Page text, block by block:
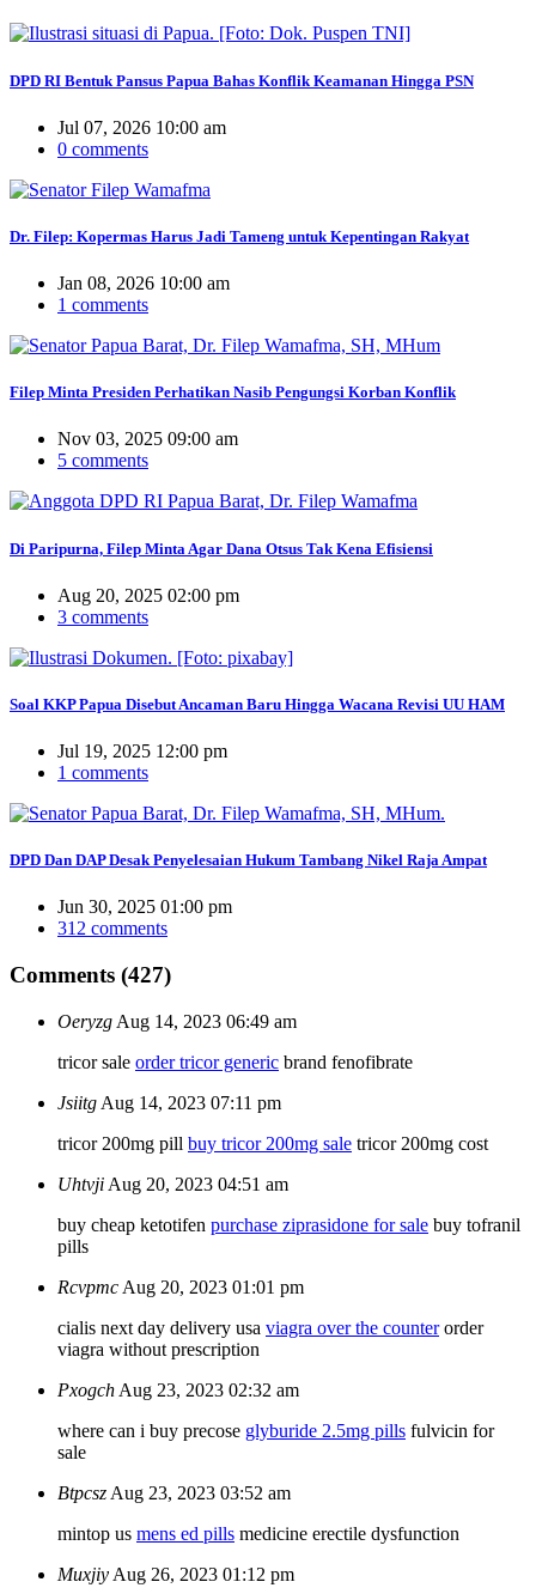
DPD RI Bentuk Pansus Papua Bahas Konflik Keamanan Hingga PSN
Jul 07, 2026 10:00 am
0 comments
Dr. Filep: Kopermas Harus Jadi Tameng untuk Kepentingan Rakyat
Jan 08, 2026 10:00 am
1 comments
Filep Minta Presiden Perhatikan Nasib Pengungsi Korban Konflik
Nov 03, 2025 09:00 am
5 comments
Di Paripurna, Filep Minta Agar Dana Otsus Tak Kena Efisiensi
Aug 20, 2025 02:00 pm
3 comments
Soal KKP Papua Disebut Ancaman Baru Hingga Wacana Revisi UU HAM
Jul 19, 2025 12:00 pm
1 comments
DPD Dan DAP Desak Penyelesaian Hukum Tambang Nikel Raja Ampat
Jun 30, 2025 01:00 pm
312 comments
Comments (427)
Oeryzg Aug 14, 2023 06:49 am
tricor sale order tricor generic brand fenofibrate
Jsiitg Aug 14, 2023 07:11 pm
tricor 200mg pill buy tricor 200mg sale tricor 200mg cost
Uhtvji Aug 20, 2023 04:51 am
buy cheap ketotifen purchase ziprasidone for sale buy tofranil
pills
Rcvpmc Aug 20, 2023 01:01 pm
cialis next day delivery usa viagra over the counterorder
viagra without prescription
Pxogch Aug 23, 2023 02:32 am
where can i buy precose glyburide 2.5mg pills fulvicin for
sale
Btpcsz Aug 23, 2023 03:52 am
mintop us mens ed pills medicine erectile dysfunction
Muxjiy Aug 26, 2023 01:12 pm